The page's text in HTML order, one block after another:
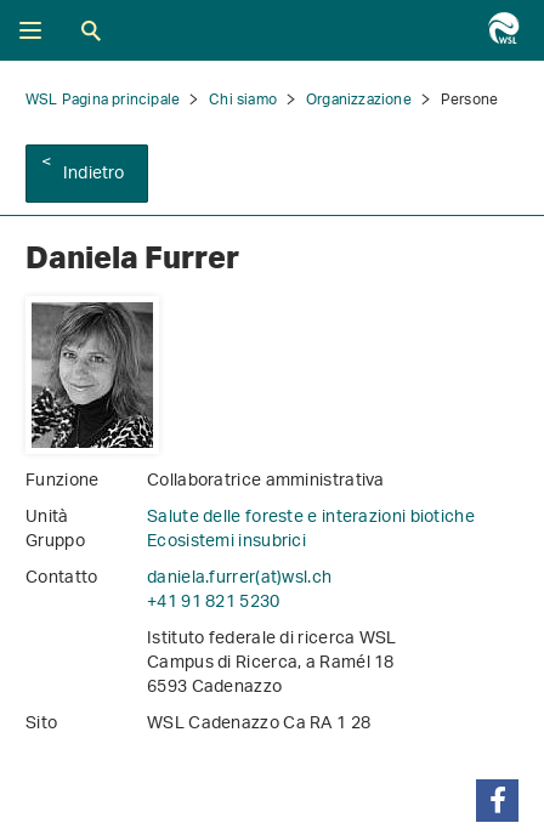
WSL Pagina principale Chi siamo Organizzazione Persone
Indietro
Daniela Furrer
Funzione
Collaboratrice amministrativa
Unità
Salute delle foreste e interazioni biotiche
Gruppo
Ecosistemi insubrici
Contatto
daniela.furrer(at)wsl.ch
+41 91 821 5230
Istituto federale di ricerca WSL
Campus di Ricerca, a Ramél 18
6593 Cadenazzo
Sito
WSL Cadenazzo Ca RA 1 28